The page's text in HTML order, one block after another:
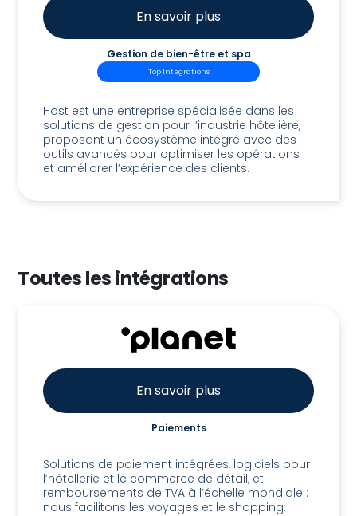
En savoir plus
Gestion de bien-être et spa
Top Integrations
Host est une entreprise spécialisée dans les
solutions de gestion pour l’industrie hôtelière,
proposant un écosystème intégré avec des
outils avancés pour optimiser les opérations
et améliorer l’expérience des clients.
Toutes les intégrations
En savoir plus
Paiements
Solutions de paiement intégrées, logiciels pour
l’hôtellerie et le commerce de détail, et
remboursements de TVA à l’échelle mondiale :
nous facilitons les voyages et le shopping.